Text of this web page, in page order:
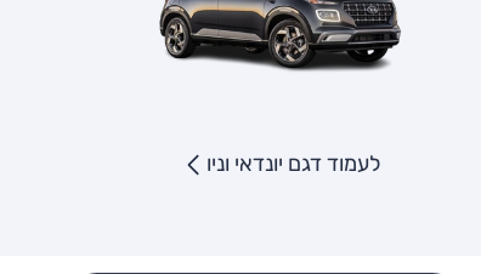
לעמוד דגם יונדאי וניו